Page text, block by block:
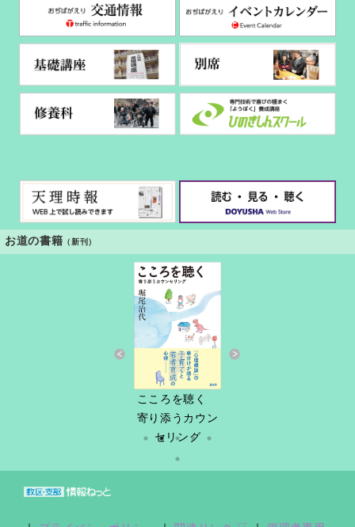
お道の書籍 （新刊）
こころを聴く
寄り添うカウン
セリング